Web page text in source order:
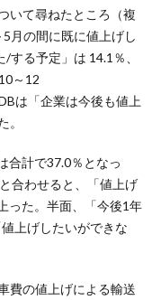
いて尋ねたところ（複
月の間に既に値上げし
る予定」は 14.1％、
～12
は「企業は今後も値上
。
合計で37.0％となっ
合わせると、「値上げ
った。半面、「今後1年
上げしたいができな
費の値上げによる輸送